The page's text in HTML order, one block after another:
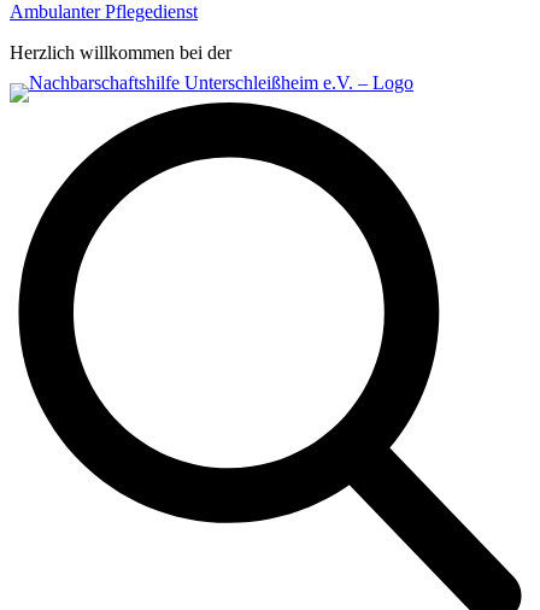
Ambulanter Pflegedienst
Herzlich willkommen bei der